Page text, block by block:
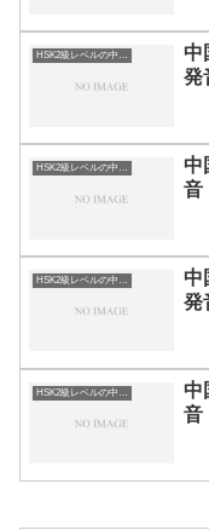
HSK2級レベルの中国語
中
発
HSK2級レベルの中国語
中
音
中
発
中
音